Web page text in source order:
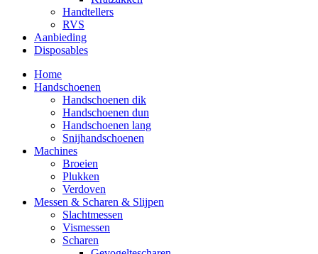
Handtellers
RVS
Aanbieding
Disposables
Home
Handschoenen
Handschoenen dik
Handschoenen dun
Handschoenen lang
Snijhandschoenen
Machines
Broeien
Plukken
Verdoven
Messen & Scharen & Slijpen
Slachtmessen
Vismessen
Scharen